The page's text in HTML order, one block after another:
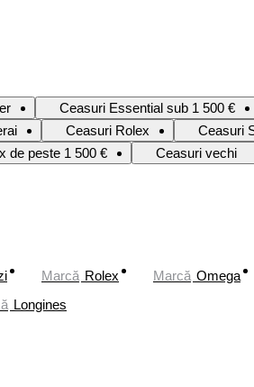
Ceasuri Essential sub 1 500 €
Ceasuri Rolex Ceasuri
de peste 1 500 € Ceasuri vechi
Marcă Rolex Marcă Omega
Longines